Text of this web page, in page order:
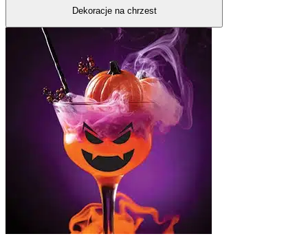
Dekoracje na chrzest